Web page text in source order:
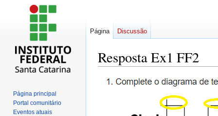
Resposta Ex1 FF2
Página Discussão
Página principal
Portal comunitário
Eventos atuais